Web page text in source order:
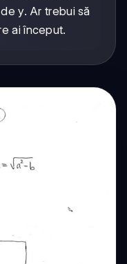
y. Ar trebui să
ai început.